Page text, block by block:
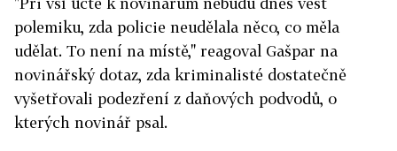
polemiku, zda policie neudělala něco, co měla
udělat. To není na místě," reagoval Gašpar na
novinářský dotaz, zda kriminalisté dostatečně
vyšetřovali podezření z daňových podvodů, o
kterých novinář psal.